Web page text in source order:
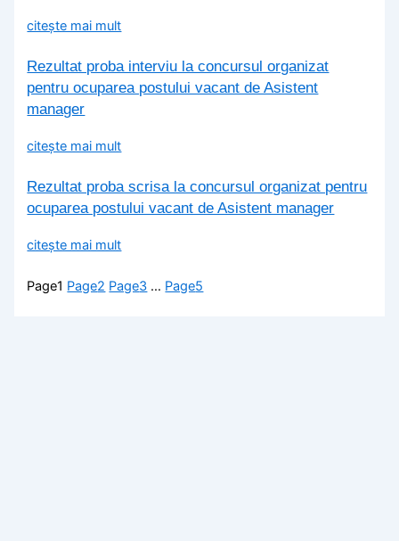
citește mai mult
Rezultat proba interviu la concursul organizat
pentru ocuparea postului vacant de Asistent
manager
citește mai mult
Rezultat proba scrisa la concursul organizat pentru
ocuparea postului vacant de Asistent manager
citește mai mult
Page1 Page2 Page3 … Page5